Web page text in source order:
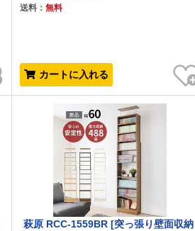
送料： 無料
カートに入れる
お気に入り
萩原 RCC-1559BR [突っ張り壁面収納